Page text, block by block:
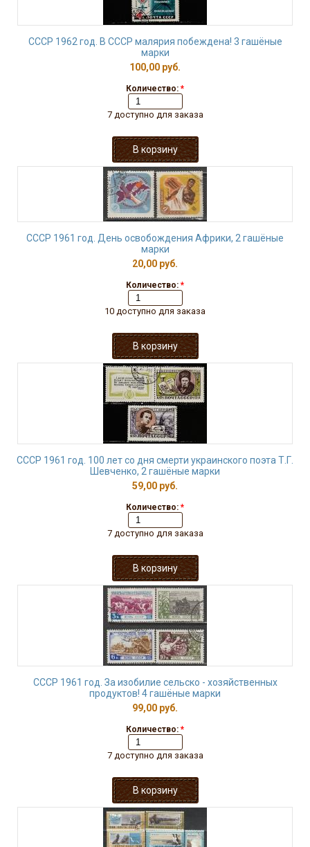
СССР 1962 год. В СССР малярия побеждена! 3 гашёные
марки
100,00 руб.
Количество: *
7 доступно для заказа
СССР 1961 год. День освобождения Африки, 2 гашёные
марки
20,00 руб.
Количество: *
10 доступно для заказа
СССР 1961 год. 100 лет со дня смерти украинского поэта Т.Г.
Шевченко, 2 гашёные марки
59,00 руб.
Количество: *
7 доступно для заказа
СССР 1961 год. За изобилие сельско - хозяйственных
продуктов! 4 гашёные марки
99,00 руб.
Количество: *
7 доступно для заказа